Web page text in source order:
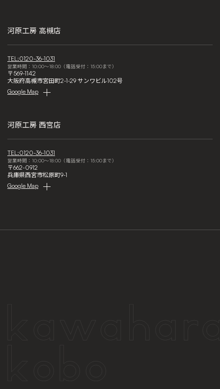
河原工房 高槻店
TEL:0120-36-1031
営業時間：10:00～18:00（電話受付：15:00まで）
〒569-1142
大阪府高槻市宮田町2-1-29 サンワビル102号
Google Map
河原工房 西宮店
TEL:0120-36-1031
営業時間：10:00～18:00（電話受付：15:00まで）
〒662-0912
兵庫県西宮市松原町9-1
Google Map